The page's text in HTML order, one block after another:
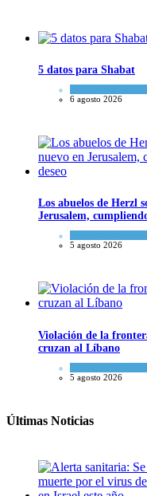
5 datos para Shabat
6 agosto 2026
Los abuelos de Herzl
Jerusalem,
5 agosto 2026
Violación de la
cruzan al Líbano
5 agosto 2026
Últimas Noticias